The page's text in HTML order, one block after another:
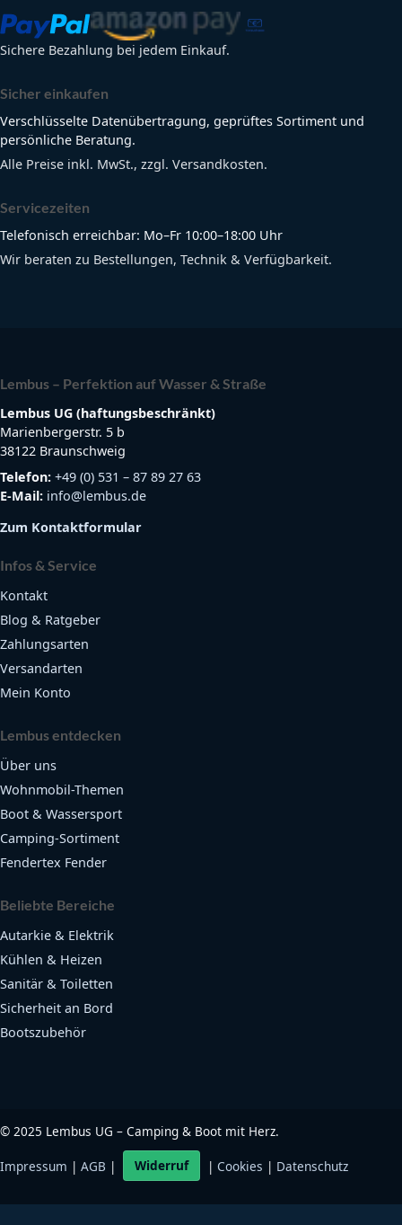
Sichere Bezahlung bei jedem Einkauf.
Sicher einkaufen
Verschlüsselte Datenübertragung, geprüftes Sortiment und
persönliche Beratung.
Alle Preise inkl. MwSt., zzgl. Versandkosten.
Servicezeiten
Telefonisch erreichbar: Mo–Fr 10:00–18:00 Uhr
Wir beraten zu Bestellungen, Technik & Verfügbarkeit.
Lembus – Perfektion auf Wasser & Straße
Lembus UG (haftungsbeschränkt)
Marienbergerstr. 5 b
38122 Braunschweig
Telefon: +49 (0) 531 – 87 89 27 63
E-Mail: info@lembus.de
Zum Kontaktformular
Infos & Service
Kontakt
Blog & Ratgeber
Zahlungsarten
Versandarten
Mein Konto
Lembus entdecken
Über uns
Wohnmobil-Themen
Boot & Wassersport
Camping-Sortiment
Fendertex Fender
Beliebte Bereiche
Autarkie & Elektrik
Kühlen & Heizen
Sanitär & Toiletten
Sicherheit an Bord
Bootszubehör
© 2025 Lembus UG – Camping & Boot mit Herz.
Impressum | AGB | Widerruf | Cookies | Datenschutz